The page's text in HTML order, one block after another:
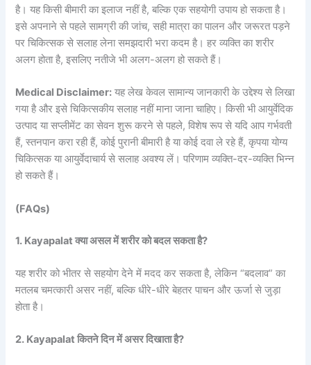
है। यह किसी बीमारी का इलाज नहीं है, बल्कि एक सहयोगी उपाय हो सकता है।
इसे अपनाने से पहले सामग्री की जांच, सही मात्रा का पालन और जरूरत पड़ने
पर चिकित्सक से सलाह लेना समझदारी भरा कदम है। हर व्यक्ति का शरीर
अलग होता है, इसलिए नतीजे भी अलग-अलग हो सकते हैं।
Medical Disclaimer: यह लेख केवल सामान्य जानकारी के उद्देश्य से लिखा
गया है और इसे चिकित्सकीय सलाह नहीं माना जाना चाहिए। किसी भी आयुर्वेदिक
उत्पाद या सप्लीमेंट का सेवन शुरू करने से पहले, विशेष रूप से यदि आप गर्भवती
हैं, स्तनपान करा रही हैं, कोई पुरानी बीमारी है या कोई दवा ले रहे हैं, कृपया योग्य
चिकित्सक या आयुर्वेदाचार्य से सलाह अवश्य लें। परिणाम व्यक्ति-दर-व्यक्ति भिन्न
हो सकते हैं।
(FAQs)
1. Kayapalat क्या असल में शरीर को बदल सकता है?
यह शरीर को भीतर से सहयोग देने में मदद कर सकता है, लेकिन “बदलाव” का
मतलब चमत्कारी असर नहीं, बल्कि धीरे-धीरे बेहतर पाचन और ऊर्जा से जुड़ा
होता है।
2. Kayapalat कितने दिन में असर दिखाता है?